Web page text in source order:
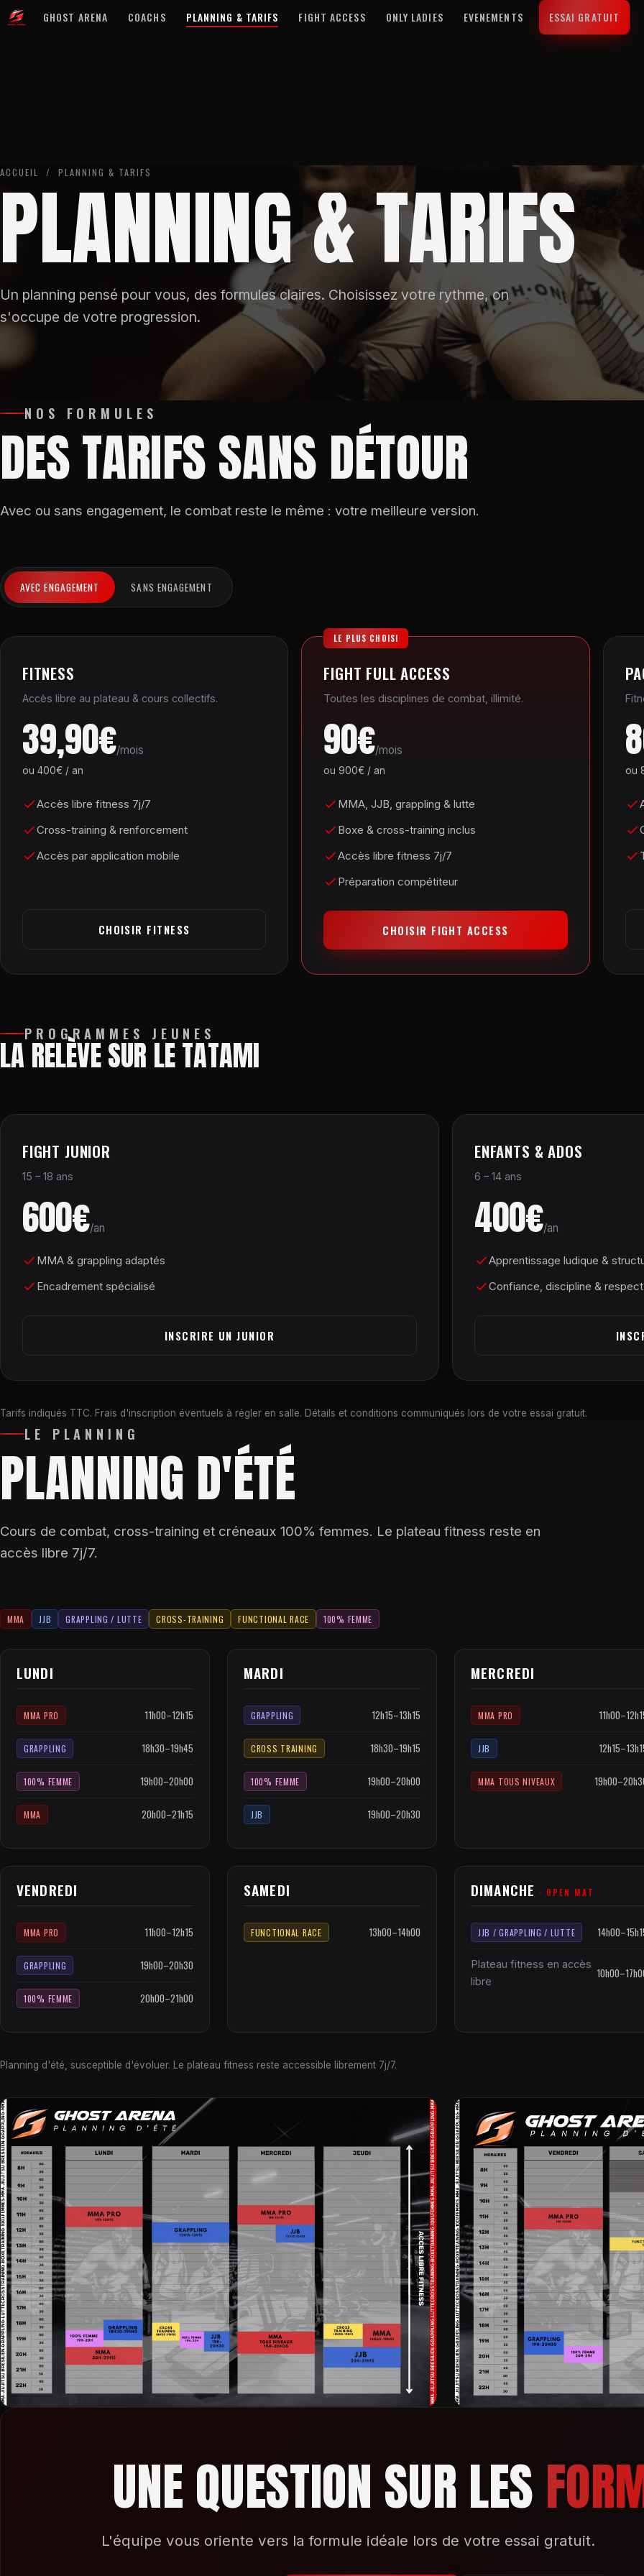
GHOST ARENA COACHS PLANNING & TARIFS FIGHT ACCESS ONLY LADIES EVENEMENTS ESSAI GRATUIT
ACCUEIL / PLANNING & TARIFS
PLANNING&TARIFS
Un planning pensé pour vous, des formules claires. Choisissez votre rythme, on
s'occupe de votre progression.
NOS FORMULES
DES TARIFS SANS DÉTOUR
Avec ou sans engagement, le combat reste le même : votre meilleure version.
AVEC ENGAGEMENT SANS ENGAGEMENT
FITNESS
Accès libre au plateau & cours collectifs.
39,90€/mois
ou 400€ / an
Accès libre fitness 7j/7
Cross-training & renforcement
Accès par application mobile
CHOISIR FITNESS
FIGHT FULL ACCESS
Toutes les disciplines de combat, illimité.
90€/mois
ou 900€ / an
MMA, JJB, grappling & lutte
Boxe & cross-training inclus
Accès libre fitness 7j/7
Préparation compétiteur
CHOISIR FIGHT ACCESS
ou
PROGRAMMES JEUNES
LA RELÈVE SUR LE TATAMI
FIGHT JUNIOR
15 – 18 ans
600€/an
MMA & grappling adaptés
Encadrement spécialisé
INSCRIRE UN JUNIOR
ENFANTS & ADOS
6 – 14 ans
400€/an
Apprentissage ludique &
Confiance, discipline & respect
Tarifs indiqués TTC. Frais d'inscription éventuels à régler en salle. Détails et conditions communiqués lors de votre essai gratuit.
LE PLANNING
PLANNING D'ÉTÉ
Cours de combat, cross-training et créneaux 100% femmes. Le plateau fitness reste en
accès libre 7j/7.
MMA JJB GRAPPLING / LUTTE CROSS-TRAINING FUNCTIONAL RACE 100% FEMME
LUNDI
MMA PRO 11h00–12h15
GRAPPLING 18h30–19h45
100% FEMME 19h00–20h00
MMA 20h00–21h15
MARDI
GRAPPLING 12h15–13h15
CROSS TRAINING 18h30–19h15
100% FEMME 19h00–20h00
JJB 19h00–20h30
MERCREDI
MMA PRO
JJB
MMA TOUS NIVEAUX
VENDREDI
MMA PRO 11h00–12h15
GRAPPLING 19h00–20h30
100% FEMME 20h00–21h00
SAMEDI
FUNCTIONAL RACE 13h00–14h00
DIMANCHE · OPEN MAT
JJB / GRAPPLING / LUTTE
Plateau fitness en accès
libre
Planning d'été, susceptible d'évoluer. Le plateau fitness reste accessible librement 7j/7.
UNE QUESTION SUR LES
L'équipe vous oriente vers la formule idéale lors de votre essai gratuit.